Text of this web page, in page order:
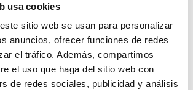
usa cookies
sitio web se usan para personalizar
anuncios, ofrecer funciones de redes
el tráfico. Además, compartimos
el uso que haga del sitio web con
de redes sociales, publicidad y análisis